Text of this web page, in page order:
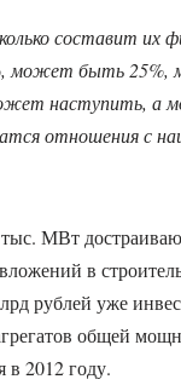
составит их
может быть
наступить, а
отношения с
МВт
в
рублей уже
общей
2012 году.